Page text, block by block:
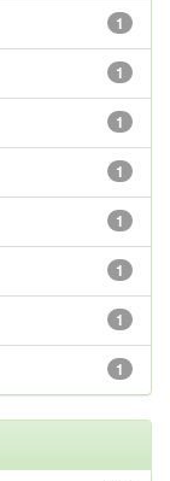
1
1
1
1
1
1
1
1